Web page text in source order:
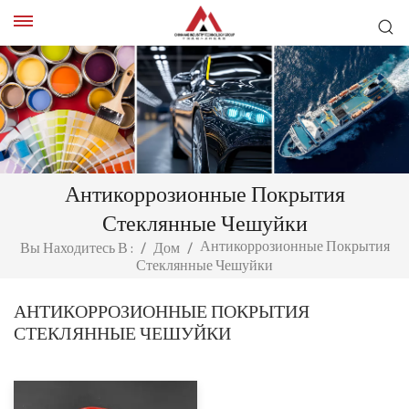
Антикоррозионные Покрытия
Стеклянные Чешуйки
Вы Находитесь В : / Дом / Антикоррозионные Покрытия
Стеклянные Чешуйки
АНТИКОРРОЗИОННЫЕ ПОКРЫТИЯ
СТЕКЛЯННЫЕ ЧЕШУЙКИ